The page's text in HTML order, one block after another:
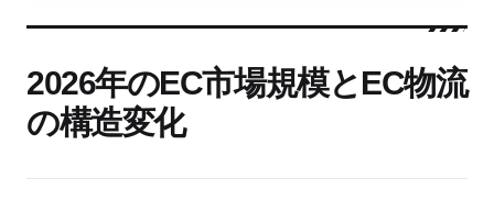
2026年のEC市場規模とEC物流
の構造変化